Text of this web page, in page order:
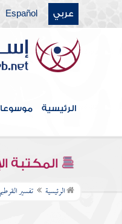
عربي Español
الرئيسية
المكتبة
الرئيسية تفسير
سورة إبراهيم
سورة الحجر
سورة النحل
سورة الإسراء
سورة الكهف
سورة مريم
سورة طه عليه